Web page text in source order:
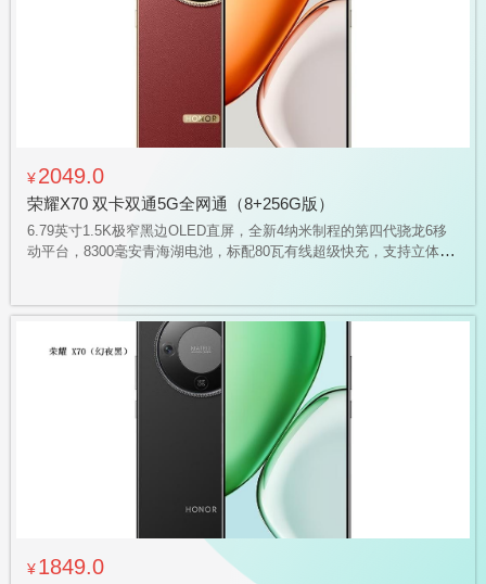
¥2049.0
荣耀X70 双卡双通5G全网通（8+256G版）
6.79英寸1.5K极窄黑边OLED直屏，全新4纳米制程的第四代骁龙6移
动平台，8300毫安青海湖电池，标配80瓦有线超级快充，支持立体声
¥1849.0